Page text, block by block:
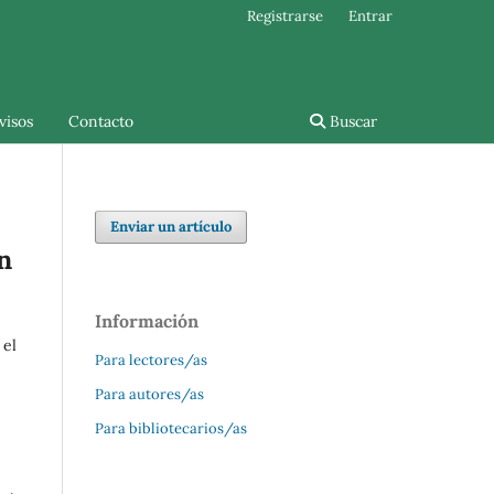
Contacto Buscar
Registrarse Entrar
el
Enviar un artículo
Información
Para lectores/as
Para autores/as
Para bibliotecarios/as